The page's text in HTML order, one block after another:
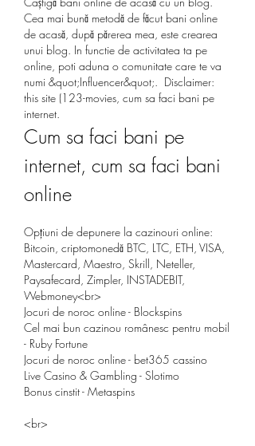
Cea mai bună metodă de făcut bani online
de acasă, după părerea mea, este crearea
unui blog. In functie de activitatea ta pe
online, poti aduna o comunitate care te va
numi &quot;Influencer&quot;.  Disclaimer:
this site (123-movies, cum sa faci bani pe
internet.
Cum sa faci bani pe
internet, cum sa faci bani
online
Opțiuni de depunere la cazinouri online:
Bitcoin, criptomonedă BTC, LTC, ETH, VISA,
Mastercard, Maestro, Skrill, Neteller,
Paysafecard, Zimpler, INSTADEBIT,
Webmoney<br>
Jocuri de noroc online - Blockspins
Cel mai bun cazinou românesc pentru mobil
- Ruby Fortune
Jocuri de noroc online - bet365 cassino
Live Casino & Gambling - Slotimo
Bonus cinstit - Metaspins
<br>